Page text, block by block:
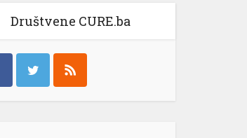
Društvene CURE.ba